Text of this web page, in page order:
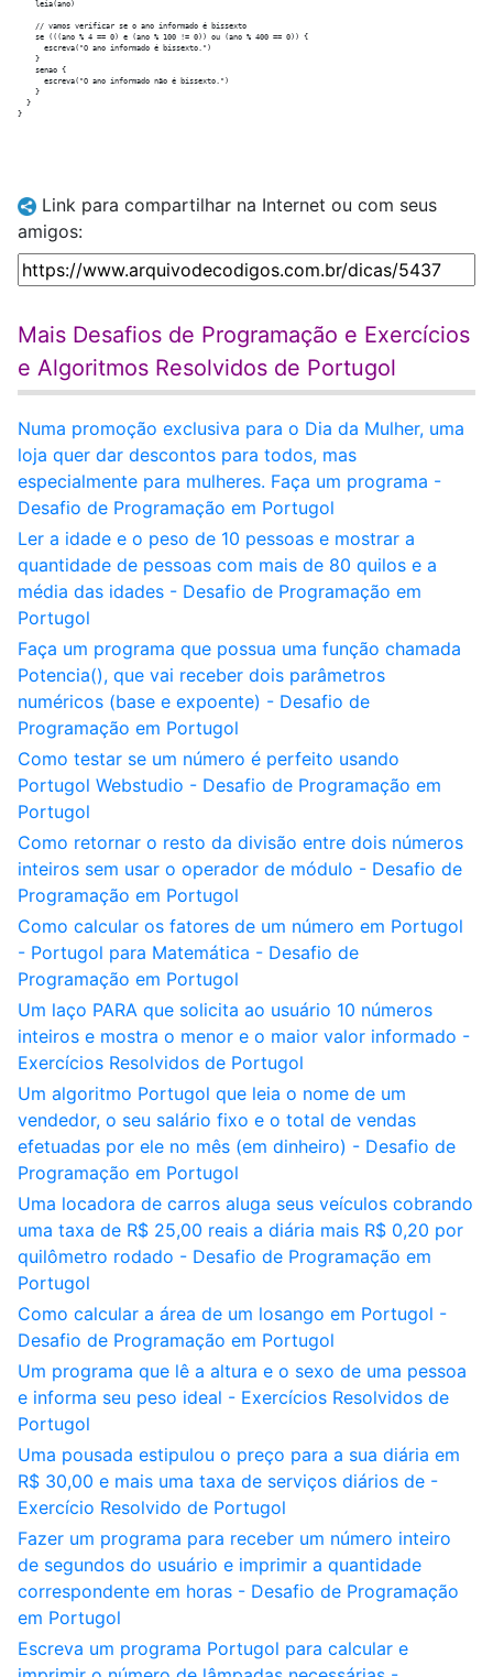
    leia(ano)
    // vamos verificar se o ano informado é bissexto
    se (((ano % 4 == 0) e (ano % 100 != 0)) ou (ano % 400 == 0)) {
      escreva("O ano informado é bissexto.")
    }
    senao {
      escreva("O ano informado não é bissexto.")
    }
  }
Link para compartilhar na Internet ou com seus
amigos:
Mais Desafios de Programação e Exercícios
e Algoritmos Resolvidos de Portugol
Numa promoção exclusiva para o Dia da Mulher, uma
loja quer dar descontos para todos, mas
especialmente para mulheres. Faça um programa -
Desafio de Programação em Portugol
Ler a idade e o peso de 10 pessoas e mostrar a
quantidade de pessoas com mais de 80 quilos e a
média das idades - Desafio de Programação em
Portugol
Faça um programa que possua uma função chamada
Potencia(), que vai receber dois parâmetros
numéricos (base e expoente) - Desafio de
Programação em Portugol
Como testar se um número é perfeito usando
Portugol Webstudio - Desafio de Programação em
Portugol
Como retornar o resto da divisão entre dois números
inteiros sem usar o operador de módulo - Desafio de
Programação em Portugol
Como calcular os fatores de um número em Portugol
- Portugol para Matemática - Desafio de
Programação em Portugol
Um laço PARA que solicita ao usuário 10 números
inteiros e mostra o menor e o maior valor informado -
Exercícios Resolvidos de Portugol
Um algoritmo Portugol que leia o nome de um
vendedor, o seu salário fixo e o total de vendas
efetuadas por ele no mês (em dinheiro) - Desafio de
Programação em Portugol
Uma locadora de carros aluga seus veículos cobrando
uma taxa de R$ 25,00 reais a diária mais R$ 0,20 por
quilômetro rodado - Desafio de Programação em
Portugol
Como calcular a área de um losango em Portugol -
Desafio de Programação em Portugol
Um programa que lê a altura e o sexo de uma pessoa
e informa seu peso ideal - Exercícios Resolvidos de
Portugol
Uma pousada estipulou o preço para a sua diária em
R$ 30,00 e mais uma taxa de serviços diários de -
Exercício Resolvido de Portugol
Fazer um programa para receber um número inteiro
de segundos do usuário e imprimir a quantidade
correspondente em horas - Desafio de Programação
em Portugol
Escreva um programa Portugol para calcular e